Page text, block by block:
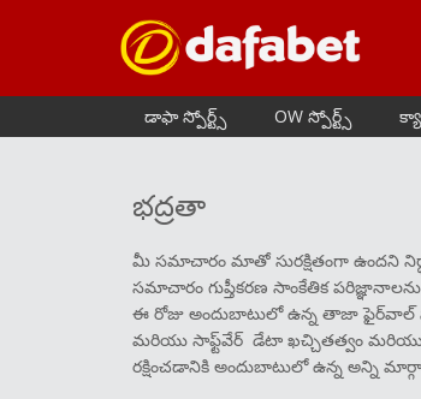
డాఫా స్పోర్ట్స్ OW స్పోర్ట్స్
భద్రతా
మీ సమాచారం మాతో సురక్షితంగా ఉందని
సమాచారం గుప్తీకరణ సాంకేతిక
ఈ రోజు అందుబాటులో ఉన్న తాజా ఫైర్‌వాల్
మరియు సాఫ్ట్‌వేర్ డేటా ఖచ్చితత్వం
రక్షించడానికి అందుబాటులో ఉన్న అన్ని